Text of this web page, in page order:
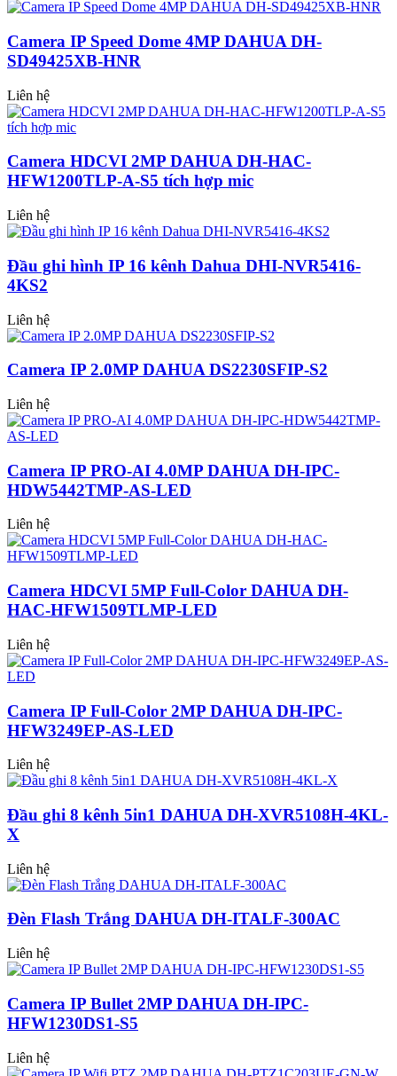
Camera IP Speed Dome 4MP DAHUA DH-
SD49425XB-HNR
Liên hệ
Camera HDCVI 2MP DAHUA DH-HAC-
HFW1200TLP-A-S5 tích hợp mic
Liên hệ
Đầu ghi hình IP 16 kênh Dahua DHI-NVR5416-
4KS2
Liên hệ
Camera IP 2.0MP DAHUA DS2230SFIP-S2
Liên hệ
Camera IP PRO-AI 4.0MP DAHUA DH-IPC-
HDW5442TMP-AS-LED
Liên hệ
Camera HDCVI 5MP Full-Color DAHUA DH-
HAC-HFW1509TLMP-LED
Liên hệ
Camera IP Full-Color 2MP DAHUA DH-IPC-
HFW3249EP-AS-LED
Liên hệ
Đầu ghi 8 kênh 5in1 DAHUA DH-XVR5108H-4KL-
X
Liên hệ
Đèn Flash Trắng DAHUA DH-ITALF-300AC
Liên hệ
Camera IP Bullet 2MP DAHUA DH-IPC-
HFW1230DS1-S5
Liên hệ